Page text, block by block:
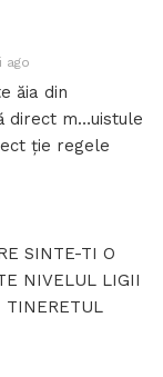
ago
ăia din
direct m…uistule
ție regele
SINTE-TI O
NIVELUL LIGII
TINERETUL